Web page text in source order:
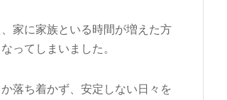
家に家族といる時間が増えた方
ってしまいました。
落ち着かず、安定しない日々を